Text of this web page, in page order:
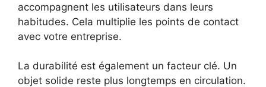
accompagnent les utilisateurs dans leurs
habitudes. Cela multiplie les points de contact
avec votre entreprise.
La durabilité est également un facteur clé. Un
objet solide reste plus longtemps en circulation.